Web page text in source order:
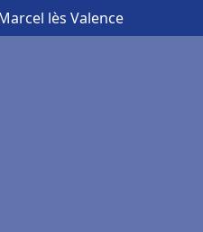
lès Valence